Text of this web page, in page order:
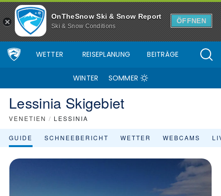
OnTheSnow Ski & Snow Report
Ski & Snow Conditions
ÖFFNEN
WETTER REISEPLANUNG BEITRÄGE
WINTER SOMMER
Lessinia Skigebiet
VENETIEN / LESSINIA
GUIDE SCHNEEBERICHT WETTER WEBCAMS
Skigebiet Lessinia - Skiinfo.de